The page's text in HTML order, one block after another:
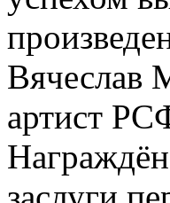
Вячеслав
артист